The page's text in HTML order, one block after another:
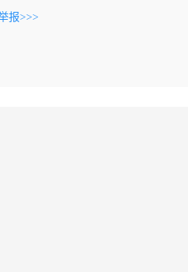
报>>>